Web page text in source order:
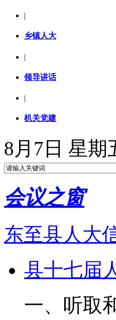
|
乡镇人大
|
领导讲话
|
机关党建
8月7日 星期
会议之窗
东至县人大
县十七届
一、听取